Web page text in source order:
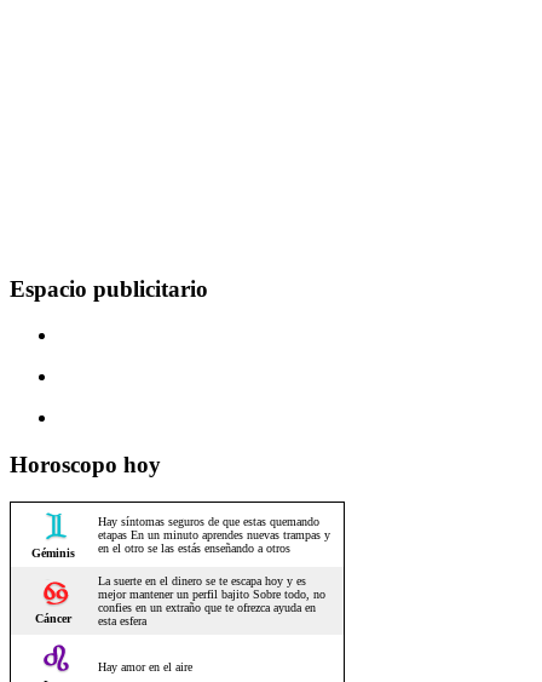
Espacio publicitario
Horoscopo hoy